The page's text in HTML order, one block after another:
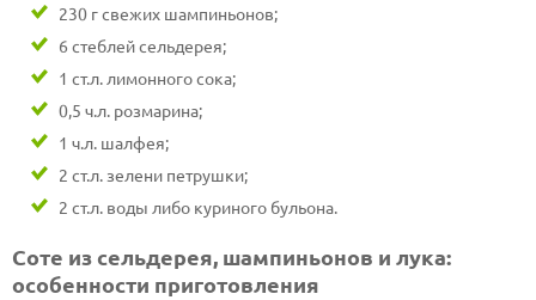
230 г свежих шампиньонов;
6 стеблей сельдерея;
1 ст.л. лимонного сока;
0,5 ч.л. розмарина;
1 ч.л. шалфея;
2 ст.л. зелени петрушки;
2 ст.л. воды либо куриного бульона.
Соте из сельдерея, шампиньонов и лука:
особенности приготовления